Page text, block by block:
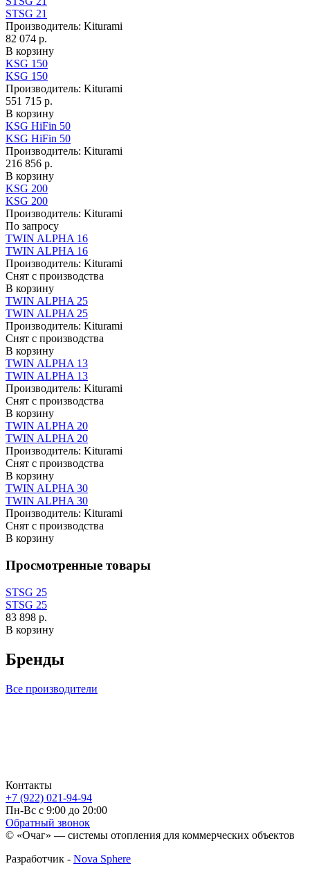
STSG 21
Производитель: Kiturami
82 074 р.
В корзину
KSG 150
KSG 150
Производитель: Kiturami
551 715 р.
В корзину
KSG HiFin 50
KSG HiFin 50
Производитель: Kiturami
216 856 р.
В корзину
KSG 200
KSG 200
Производитель: Kiturami
По запросу
TWIN ALPHA 16
TWIN ALPHA 16
Производитель: Kiturami
Снят с производства
В корзину
TWIN ALPHA 25
TWIN ALPHA 25
Производитель: Kiturami
Снят с производства
В корзину
TWIN ALPHA 13
TWIN ALPHA 13
Производитель: Kiturami
Снят с производства
В корзину
TWIN ALPHA 20
TWIN ALPHA 20
Производитель: Kiturami
Снят с производства
В корзину
TWIN ALPHA 30
TWIN ALPHA 30
Производитель: Kiturami
Снят с производства
В корзину
Просмотренные товары
STSG 25
STSG 25
83 898 р.
В корзину
Бренды
Все производители
Контакты
+7 (922) 021-94-94
Пн-Вс с 9:00 до 20:00
Обратный звонок
© «Очаг» — системы отопления для коммерческих объектов
Разработчик - Nova Sphere